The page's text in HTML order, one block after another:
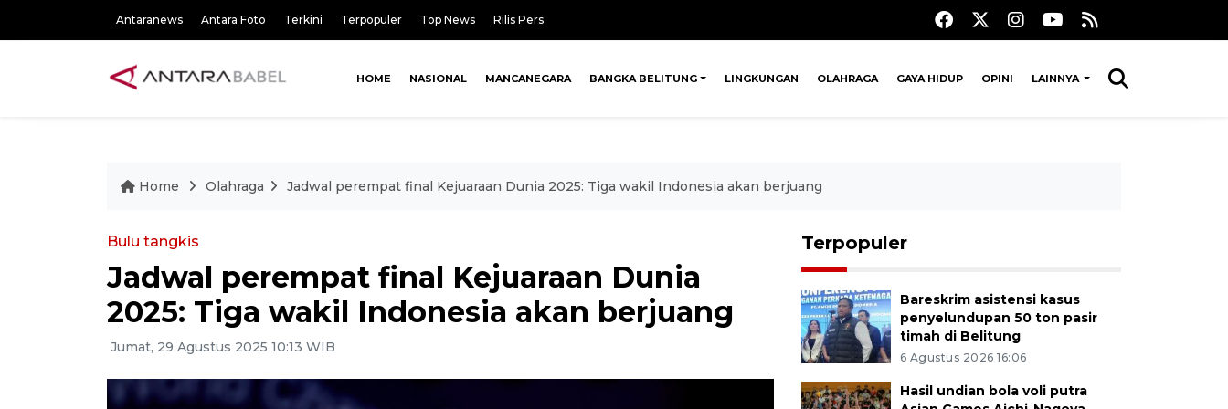
Antaranews Antara Foto Terkini Terpopuler Top News Rilis Pers
HOME NASIONAL MANCANEGARA BANGKA BELITUNG LINGKUNGAN OLAHRAGA GAYA HIDUP OPINI LAINNYA
Home Olahraga Jadwal perempat final Kejuaraan Dunia 2025: Tiga wakil Indonesia akan berjuang
Bulu tangkis
Jadwal perempat final Kejuaraan Dunia
2025: Tiga wakil Indonesia akan berjuang
Jumat, 29 Agustus 2025 10:13 WIB
Terpopuler
Bareskrim asistensi kasus
penyelundupan 50 ton pasir
timah di Belitung
6 Agustus 2026 16:06
Hasil undian bola voli putra